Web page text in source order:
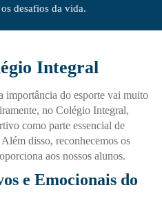
desafios da vida.
Integral
importância do esporte vai muito
no Colégio Integral,
como parte essencial de
disso, reconhecemos os
aos nossos alunos.
e Emocionais do